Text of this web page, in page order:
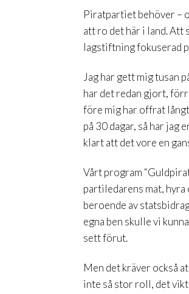
Piratpartiet behöver –
att ro det här i land. Att
lagstiftning fokuserad
Jag har gett mig tusan
har det redan gjort,
före mig har offrat
på 30 dagar, så har
klart att det vore en
Vårt program
partiledarens mat,
beroende av
egna ben skulle vi
sett förut.
Men det kräver också
inte så stor roll, det